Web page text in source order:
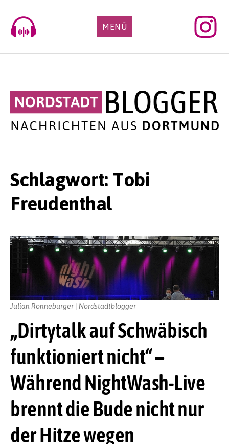
content
MENÜ
Schlagwort: Tobi
Freudenthal
„Dirtytalk auf Schwäbisch
funktioniert nicht“ –
Während NightWash-Live
brennt die Bude nicht nur
der Hitze wegen
Julian Ronneburger | Nordstadtblogger